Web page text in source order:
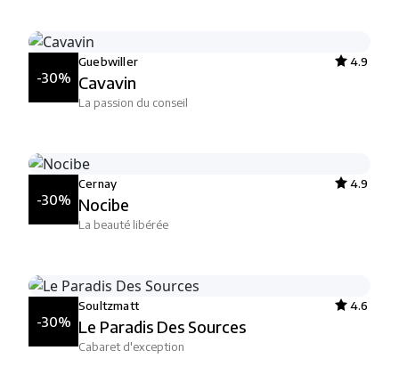
-30%
Guebwiller 4.9
Cavavin
La passion du conseil
-30%
Cernay 4.9
Nocibe
La beauté libérée
-30%
Soultzmatt 4.6
Le Paradis Des Sources
Cabaret d'exception